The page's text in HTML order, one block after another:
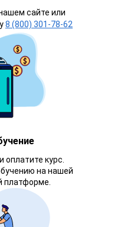
сайте или
8 (800) 301-78-62
оплатите курс.
на нашей
платформе.